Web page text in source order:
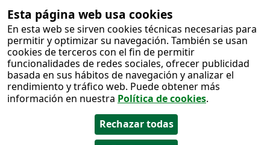
Esta página web usa cookies
En esta web se sirven cookies técnicas necesarias para
permitir y optimizar su navegación. También se usan
cookies de terceros con el fin de permitir
funcionalidades de redes sociales, ofrecer publicidad
basada en sus hábitos de navegación y analizar el
rendimiento y tráfico web. Puede obtener más
información en nuestra Política de cookies.
Salto al
contenido